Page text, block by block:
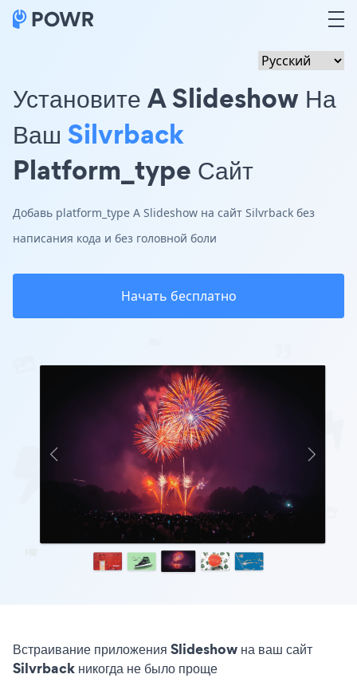
Установите A Slideshow На
Ваш Silvrback
Platform_type Сайт
Добавь platform_type A Slideshow на сайт Silvrback без
написания кода и без головной боли
Начать бесплатно
Встраивание приложения Slideshow на ваш сайт
Silvrback никогда не было проще